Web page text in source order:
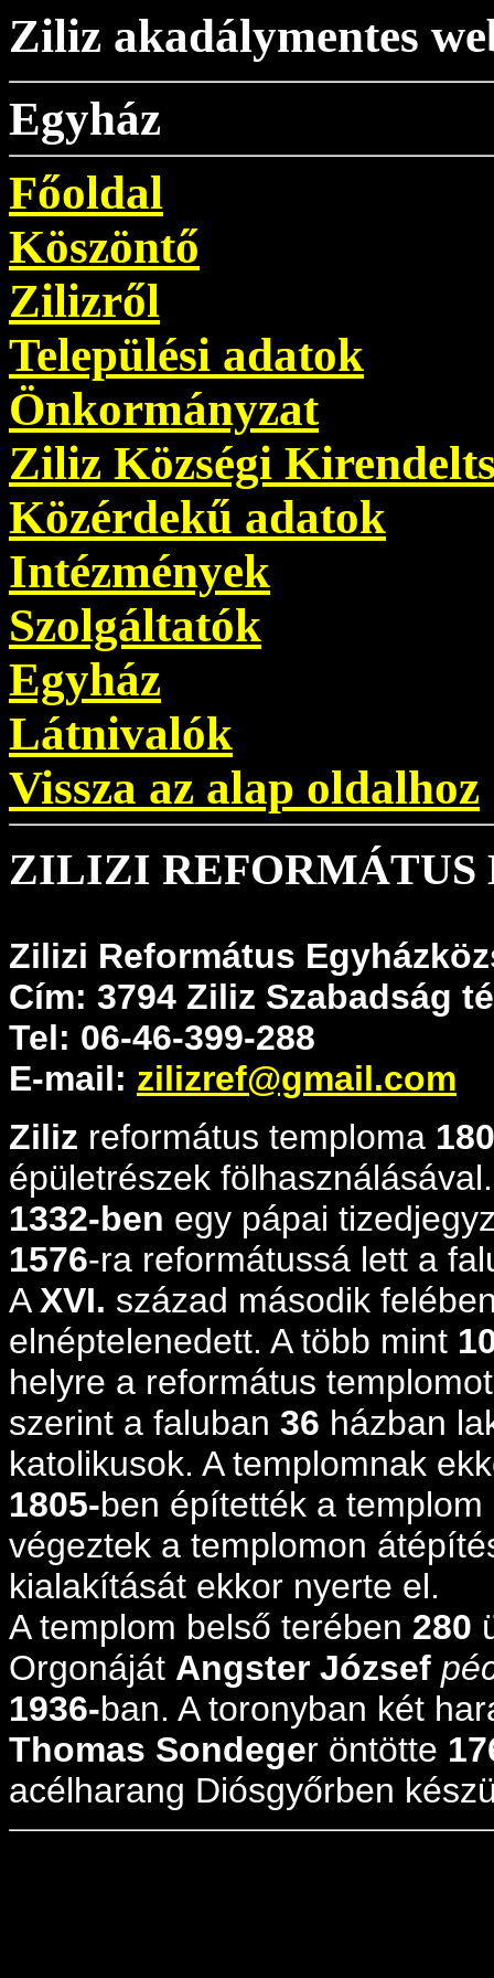
Ziliz akadálymentes
Egyház
Főoldal
Köszöntő
Zilizről
Települési adatok
Önkormányzat
Ziliz Községi
Közérdekű adatok
Intézmények
Szolgáltatók
Egyház
Látnivalók
Vissza az alap oldalhoz
ZILIZI REFORMÁTUS
Zilizi Református
Cím: 3794 Ziliz Szabadság
Tel: 06-46-399-288
E-mail: zilizref@gmail.com
Ziliz református temploma
épületrészek
1332-ben egy pápai
1576-ra reformátussá lett a
A XVI. század második
elnéptelenedett. A több mint
helyre a református
szerint a faluban 36 házban
katolikusok. A templomnak
1805-ben építették a
végeztek a templomon
kialakítását ekkor nyerte el.
A templom belső terében 280
Orgonáját Angster József
1936-ban. A toronyban két
Thomas Sondeger öntötte
acélharang Diósgyőrben